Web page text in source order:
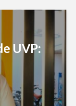
UVP: